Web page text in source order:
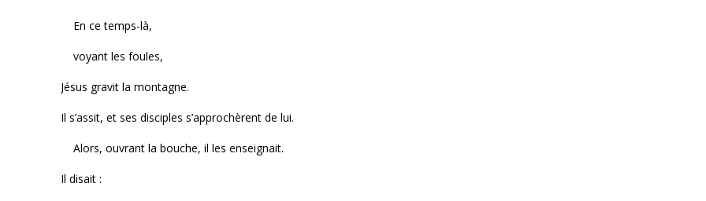
En ce temps-là,
voyant les foules,
Jésus gravit la montagne.
Il s’assit, et ses disciples s’approchèrent de lui.
Alors, ouvrant la bouche, il les enseignait.
Il disait :